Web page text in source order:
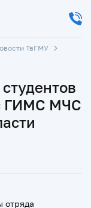
ТвГМУ
ГИМС МЧС
отряда